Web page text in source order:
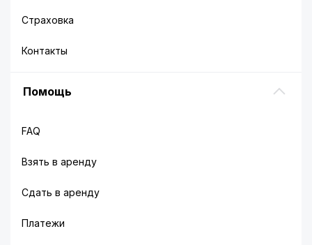
Страховка
Контакты
Помощь
FAQ
Взять в аренду
Сдать в аренду
Платежи